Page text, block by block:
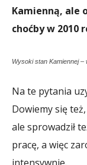
Kamienną, ale
choćby w 2010
Wysoki stan Kamiennej –
Na te pytania
Dowiemy się
ale sprowadził
pracę, a więc